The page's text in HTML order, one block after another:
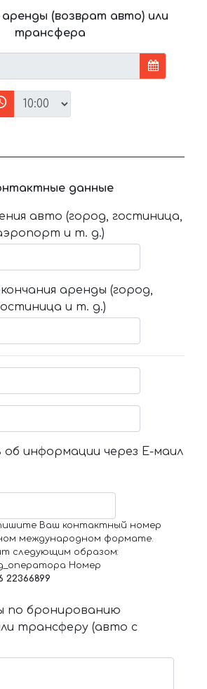
(возврат авто) или
трансфера
данные
авто (город, гостиница,
и т. д.)
аренды (город,
и т. д.)
информации через Е-маил
Ваш контактный номер
международном формате.
следующим образом:
Номер
22366899
по бронированию
трансферу (авто с